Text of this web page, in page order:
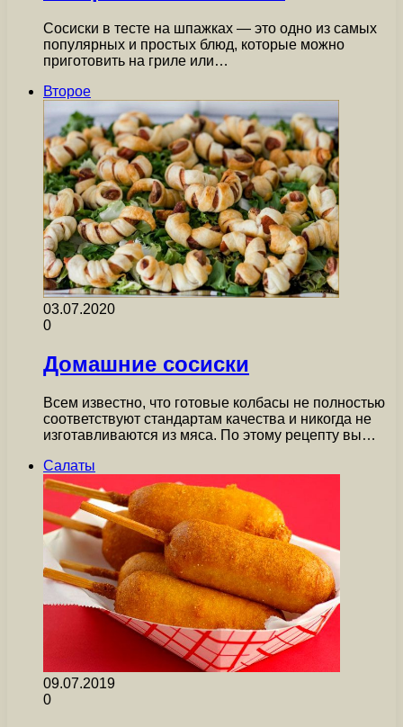
Сосиски в тесте на шпажках — это одно из самых
популярных и простых блюд, которые можно
приготовить на гриле или…
Второе
03.07.2020
0
Домашние сосиски
Всем известно, что готовые колбасы не полностью
соответствуют стандартам качества и никогда не
изготавливаются из мяса. По этому рецепту вы…
Салаты
09.07.2019
0